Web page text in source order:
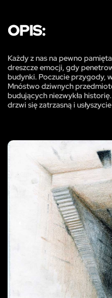
OPIS:
Każdy z nas na pewno
dreszcze emocji, gdy
budynki. Poczucie przygody,
Mnóstwo dziwnych
budujących niezwykła
drzwi się zatrzasną i